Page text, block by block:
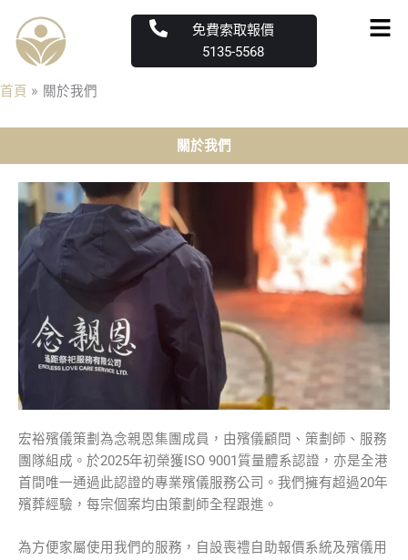
內
免費索取報價
5135-5568
首頁 關於我們
關於我們
宏裕殯儀策劃為念親恩集團成員，由殯儀顧問、策劃師、服務
團隊組成。於2025年初榮獲ISO 9001質量體系認證，亦是全港
首間唯一通過此認證的專業殯儀服務公司。我們擁有超過20年
殯葬經驗，每宗個案均由策劃師全程跟進。
為方便家屬使用我們的服務，自設喪禮自助報價系統及殯儀用